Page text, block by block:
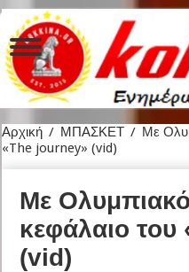
Αρχική / ΜΠΑΣΚΕΤ / Με
«The journey» (vid)
Με
κεφάλαιο
(vid)